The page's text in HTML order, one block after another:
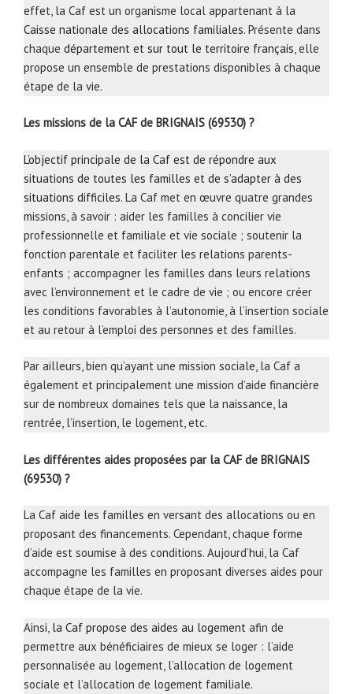
effet, la Caf est un organisme local appartenant à la
Caisse nationale des allocations familiales. Présente dans
chaque département et sur tout le territoire français, elle
propose un ensemble de prestations disponibles à chaque
étape de la vie.
Les missions de la CAF de BRIGNAIS (69530) ?
L’objectif principale de la Caf est de répondre aux
situations de toutes les familles et de s’adapter à des
situations difficiles. La Caf met en œuvre quatre grandes
missions, à savoir : aider les familles à concilier vie
professionnelle et familiale et vie sociale ; soutenir la
fonction parentale et faciliter les relations parents-
enfants ; accompagner les familles dans leurs relations
avec l’environnement et le cadre de vie ; ou encore créer
les conditions favorables à l’autonomie, à l’insertion sociale
et au retour à l’emploi des personnes et des familles.
Par ailleurs, bien qu’ayant une mission sociale, la Caf a
également et principalement une mission d’aide financière
sur de nombreux domaines tels que la naissance, la
rentrée, l’insertion, le logement, etc.
Les différentes aides proposées par la CAF de BRIGNAIS
(69530) ?
La Caf aide les familles en versant des allocations ou en
proposant des financements. Cependant, chaque forme
d’aide est soumise à des conditions. Aujourd’hui, la Caf
accompagne les familles en proposant diverses aides pour
chaque étape de la vie.
Ainsi, la Caf propose des aides au logement afin de
permettre aux bénéficiaires de mieux se loger : l’aide
personnalisée au logement, l’allocation de logement
sociale et l’allocation de logement familiale.